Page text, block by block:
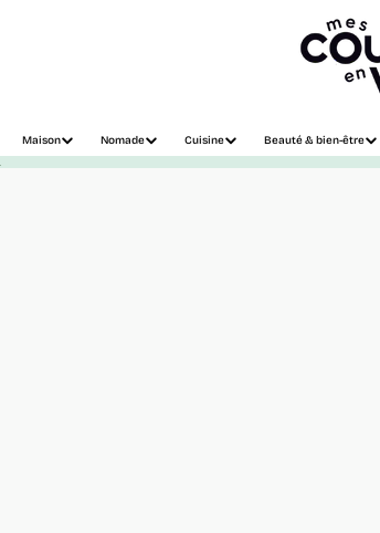
Maison Nomade Cuisine Beauté & bien-être